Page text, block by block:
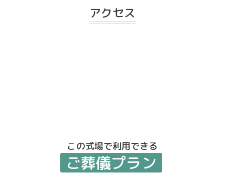
アクセス
この式場で利用できる
ご葬儀プラン